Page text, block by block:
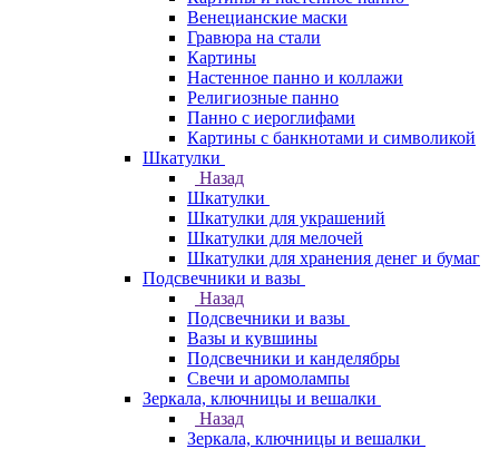
Венецианские маски
Гравюра на стали
Картины
Настенное панно и коллажи
Религиозные панно
Панно с иероглифами
Картины с банкнотами и символикой
Шкатулки
Назад
Шкатулки
Шкатулки для украшений
Шкатулки для мелочей
Шкатулки для хранения денег и бумаг
Подсвечники и вазы
Назад
Подсвечники и вазы
Вазы и кувшины
Подсвечники и канделябры
Свечи и аромолампы
Зеркала, ключницы и вешалки
Назад
Зеркала, ключницы и вешалки